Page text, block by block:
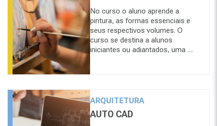
No curso o aluno aprende a
pintura, as formas essenciais e
seus respectivos volumes. O
curso se destina a alunos
iniciantes ou adiantados, uma …
ARQUITETURA
AUTO CAD